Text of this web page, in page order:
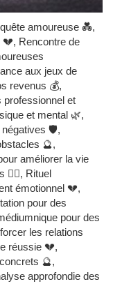
amoureuse 💑,
Rencontre de
aux jeux de
revenus 💰,
professionnel et
et mental 🌿,
négatives 🛡️,
🔮,
améliorer la vie
🧙‍♂️, Rituel
émotionnel 💔,
pour des
pour des
les relations
réussie 💔,
🔮,
approfondie des